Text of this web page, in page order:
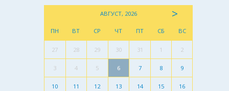
АВГУСТ, 2026 >
ПН ВТ СР ЧТ ПТ СБ ВС
27 28 29 30 31 1 2
3 4 5 6 7 8 9
10 11 12 13 14 15 16